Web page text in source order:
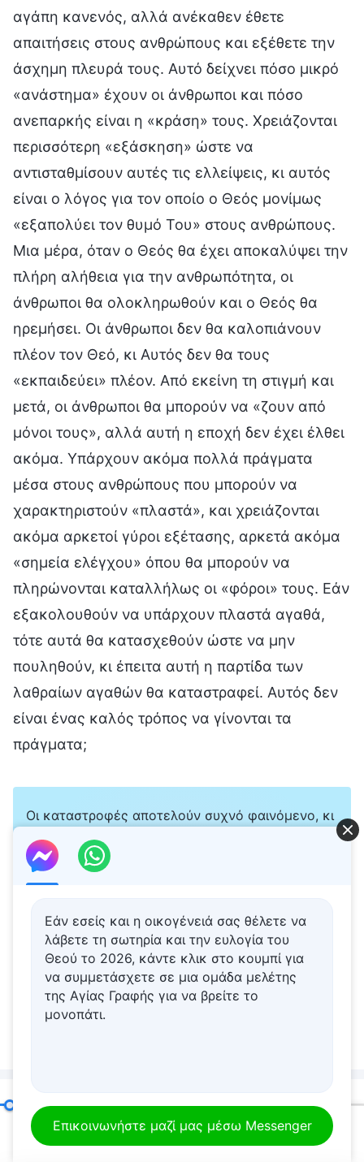
αγάπη κανενός, αλλά ανέκαθεν έθετε
απαιτήσεις στους ανθρώπους και εξέθετε την
άσχημη πλευρά τους. Αυτό δείχνει πόσο μικρό
«ανάστημα» έχουν οι άνθρωποι και πόσο
ανεπαρκής είναι η «κράση» τους. Χρειάζονται
περισσότερη «εξάσκηση» ώστε να
αντισταθμίσουν αυτές τις ελλείψεις, κι αυτός
είναι ο λόγος για τον οποίο ο Θεός μονίμως
«εξαπολύει τον θυμό Του» στους ανθρώπους.
Μια μέρα, όταν ο Θεός θα έχει αποκαλύψει την
πλήρη αλήθεια για την ανθρωπότητα, οι
άνθρωποι θα ολοκληρωθούν και ο Θεός θα
ηρεμήσει. Οι άνθρωποι δεν θα καλοπιάνουν
πλέον τον Θεό, κι Αυτός δεν θα τους
«εκπαιδεύει» πλέον. Από εκείνη τη στιγμή και
μετά, οι άνθρωποι θα μπορούν να «ζουν από
μόνοι τους», αλλά αυτή η εποχή δεν έχει έλθει
ακόμα. Υπάρχουν ακόμα πολλά πράγματα
μέσα στους ανθρώπους που μπορούν να
χαρακτηριστούν «πλαστά», και χρειάζονται
ακόμα αρκετοί γύροι εξέτασης, αρκετά ακόμα
«σημεία ελέγχου» όπου θα μπορούν να
πληρώνονται καταλλήλως οι «φόροι» τους. Εάν
εξακολουθούν να υπάρχουν πλαστά αγαθά,
τότε αυτά θα κατασχεθούν ώστε να μην
πουληθούν, κι έπειτα αυτή η παρτίδα των
λαθραίων αγαθών θα καταστραφεί. Αυτός δεν
είναι ένας καλός τρόπος να γίνονται τα
πράγματα;
Οι καταστροφές αποτελούν συχνό φαινόμενο, κι
Κυρίου. Πώς μπορούμε, λοιπόν, να υποδεχθούμε
τον Κύριο; Σας προσκαλούμε εγκάρδια να
επικοινωνήσετε μαζί μας για να βρείτε τον
Επικοινωνήστε μαζί μας μέσω
Messenger
Επικοινωνήστε μαζί μας μέσω
Whatsapp
Σχετικό περιεχόμενο
Ομιλία του Θεού | «Το
Εάν εσείς και η οικογένειά σας θέλετε να
λάβετε τη σωτηρία και την ευλογία του
Θεού το 2026, κάντε κλικ στο κουμπί για
να συμμετάσχετε σε μια ομάδα μελέτης
της Αγίας Γραφής για να βρείτε το
μονοπάτι.
Επικοινωνήστε μαζί μας μέσω Messenger